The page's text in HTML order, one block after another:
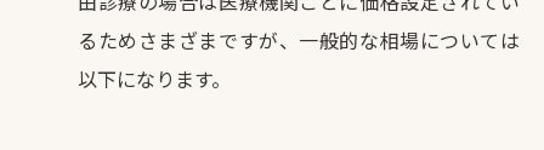
るためさまざまですが、一般的な相場については
以下になります。